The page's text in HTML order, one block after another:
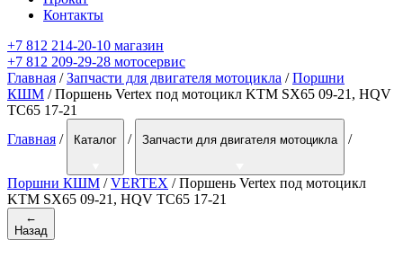
Контакты
+7 812 214-20-10 магазин
+7 812 209-29-28 мотосервис
Главная /Запчасти для двигателя мотоцикла /Поршни
КШМ / Поршень Vertex под мотоцикл KTM SX65 09-21, HQV
TC65 17-21
Главная / Каталог / Запчасти для двигателя мотоцикла /
Поршни КШМ / VERTEX / Поршень Vertex под мотоцикл
KTM SX65 09-21, HQV TC65 17-21
←
Назад